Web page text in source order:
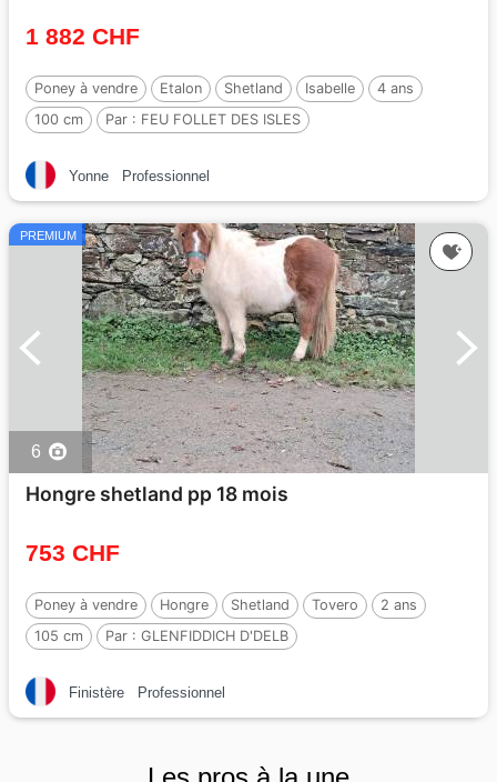
1 882 CHF
Poney à vendre Etalon Shetland Isabelle
4 ans
100 cm
Par : FEU FOLLET DES ISLES
Yonne Professionnel
PREMIUM
6
Hongre shetland pp 18 mois
753 CHF
Poney à vendre Hongre Shetland Tovero
2 ans
105 cm
Par : GLENFIDDICH D'DELB
Finistère Professionnel